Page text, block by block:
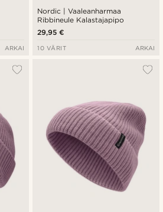
ARKAI
Nordic | Vaaleanharmaa
Ribbineule Kalastajapipo
29,95 €
10 VÄRIT ARKAI